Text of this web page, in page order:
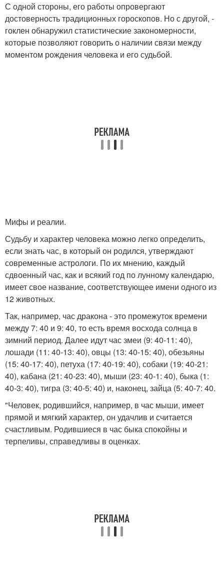
С одной стороны, его работы опровергают
достоверность традиционных гороскопов. Но с другой, -
гоклен обнаружил статистические закономерности,
которые позволяют говорить о наличии связи между
моментом рождения человека и его судьбой.
Мифы и реалии.
Судьбу и характер человека можно легко определить,
если знать час, в который он родился, утверждают
современные астрологи. По их мнению, каждый
сдвоенный час, как и всякий год по лунному календарю,
имеет свое название, соответствующее имени одного из
12 животных.
Так, например, час дракона - это промежуток времени
между 7: 40 и 9: 40, то есть время восхода солнца в
зимний период. Далее идут час змеи (9: 40-11: 40),
лошади (11: 40-13: 40), овцы (13: 40-15: 40), обезьяны
(15: 40-17: 40), петуха (17: 40-19: 40), собаки (19: 40-21:
40), кабана (21: 40-23: 40), мыши (23: 40-1: 40), быка (1:
40-3: 40), тигра (3: 40-5: 40) и, наконец, зайца (5: 40-7: 40.
"Человек, родившийся, например, в час мыши, имеет
прямой и мягкий характер, он удачлив и считается
счастливым. Родившиеся в час быка спокойны и
терпеливы, справедливы в оценках.